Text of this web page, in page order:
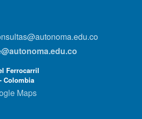
Ferrocarril
Colombia
Maps